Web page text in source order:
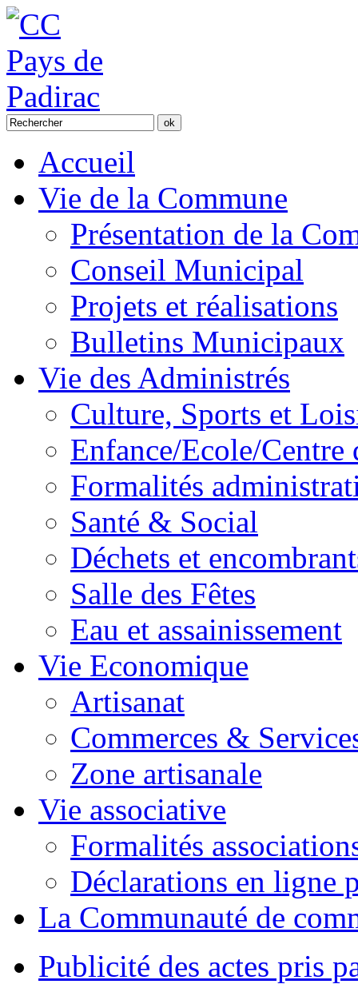
Accueil
Vie de la Commune
Présentation de la
Conseil Municipal
Projets et réalisations
Bulletins Municipaux
Vie des Administrés
Culture, Sports et
Enfance/Ecole/Centre
Formalités
Santé & Social
Déchets et
Salle des Fêtes
Eau et assainissement
Vie Economique
Artisanat
Commerces &
Zone artisanale
Vie associative
Formalités
Déclarations en ligne
La Communauté de
Publicité des actes pris